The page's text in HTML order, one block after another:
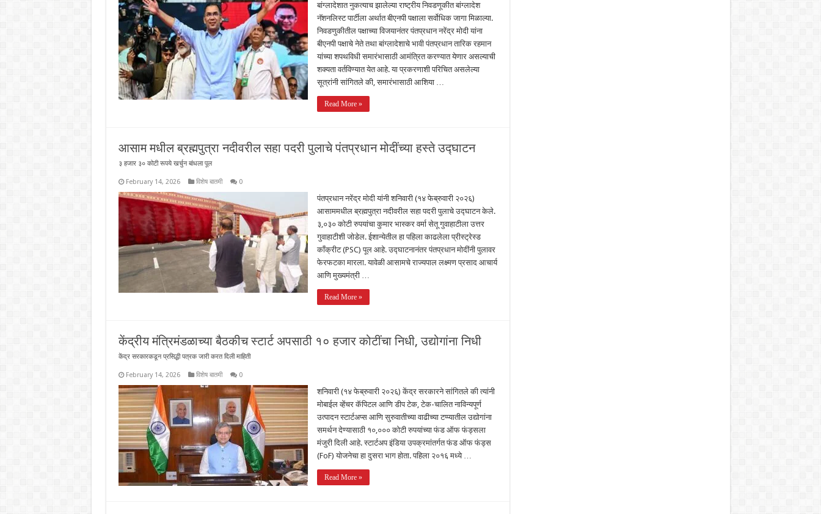
बांग्लादेशात नुकत्याच झालेल्या राष्ट्रीय निवडणूकीत बांग्लादेश
नॅशनलिस्ट पार्टीला अर्थात बीएनपी पक्षाला सर्वोधिक जागा मिळाल्या.
निवडणुकीतील पक्षाच्या विजयानंतर पंतप्रधान नरेंद्र मोदी यांना
बीएनपी पक्षाचे नेते तथा बांग्लादेशाचे भावी पंतप्रधान तारिक रहमान
यांच्या शपथविधी समारंभासाठी आमंत्रित करण्यात येणार असल्याची
शक्यता वर्तविण्यात येत आहे. या प्रकरणाशी परिचित असलेल्या
सूत्रांनी सांगितले की, समारंभासाठी आशिया …
Read More »
आसाम मधील ब्रह्मपुत्रा नदीवरील सहा पदरी पुलाचे पंतप्रधान मोदींच्या हस्ते उद्घाटन
३ हजार ३० कोटी रूपये खर्चुन बांधला पूल
February 14, 2026 विशेष बातमी 0
पंतप्रधान नरेंद्र मोदी यांनी शनिवारी (१४ फेब्रुवारी २०२६)
आसाममधील ब्रह्मपुत्रा नदीवरील सहा पदरी पुलाचे उद्घाटन केले.
३,०३० कोटी रुपयांचा कुमार भास्कर वर्मा सेतू गुवाहाटीला उत्तर
गुवाहाटीशी जोडेल. ईशान्येतील हा पहिला काढलेला प्रीस्ट्रेस्ड
काँक्रीट (PSC) पूल आहे. उद्घाटनानंतर पंतप्रधान मोदींनी पुलावर
फेरफटका मारला. यावेळी आसामचे राज्यपाल लक्ष्मण प्रसाद आचार्य
आणि मुख्यमंत्री …
Read More »
केंद्रीय मंत्रिमंडळाच्या बैठकीच स्टार्ट अपसाठी १० हजार कोटींचा निधी, उद्योगांना निधी
केंद्र सरकारकडून प्रसिद्धी पत्रक जारी करत दिली माहिती
February 14, 2026 विशेष बातमी 0
शनिवारी (१४ फेब्रुवारी २०२६) केंद्र सरकारने सांगितले की त्यांनी
मोबाईल व्हेंचर कॅपिटल आणि डीप टेक, टेक-चालित नाविन्यपूर्ण
उत्पादन स्टार्टअप्स आणि सुरुवातीच्या वाढीच्या टप्प्यातील उद्योगांना
समर्थन देण्यासाठी १०,००० कोटी रुपयांच्या फंड ऑफ फंड्सला
मंजुरी दिली आहे. स्टार्टअप इंडिया उपक्रमांतर्गत फंड ऑफ फंड्स
(FoF) योजनेचा हा दुसरा भाग होता. पहिला २०१६ मध्ये …
Read More »